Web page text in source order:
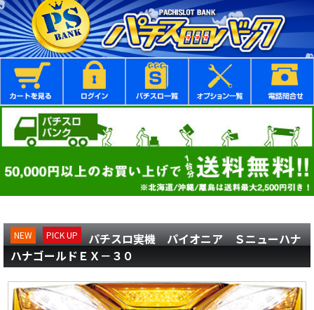
NEW PICK UP
パチスロ実機 パイオニア Ｓニューハナ
ハナゴールドＥＸ－３０